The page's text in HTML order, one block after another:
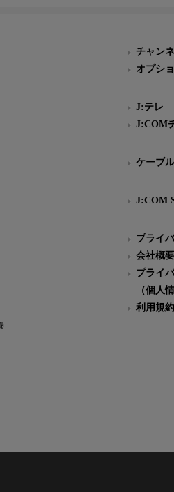
チャン
オプシ
J:テレ
J:COM
ケーブ
J:COM
プライ
会社概要
プライ
（個人
利用規約